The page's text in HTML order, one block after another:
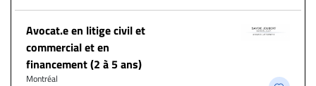
Avocat.e en litige civil et
commercial et en
financement (2 à 5 ans)
Montréal